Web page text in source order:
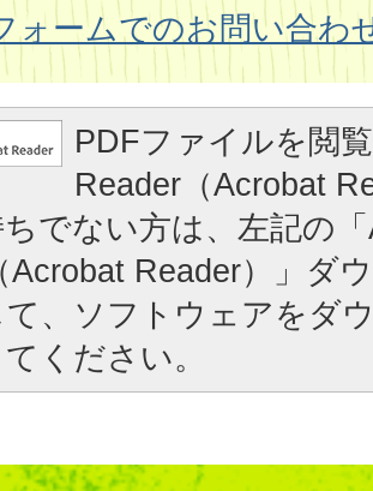
ォームでのお問い合わ
PDFファイルを閲
Reader（Acrobat
でない方は、左記の
Acrobat Reader）」ダ
て、ソフトウェアをダ
ください。